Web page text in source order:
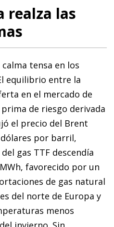
realza las
tensa en los
equilibrio entre la
en el mercado de
de riesgo derivada
el precio del Brent
dólares por barril,
gas TTF descendía
favorecido por un
de gas natural
del norte de Europa y
menos